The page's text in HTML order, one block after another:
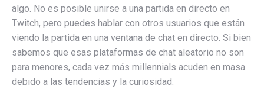
algo. No es posible unirse a una partida en directo en
Twitch, pero puedes hablar con otros usuarios que están
viendo la partida en una ventana de chat en directo. Si bien
sabemos que esas plataformas de chat aleatorio no son
para menores, cada vez más millennials acuden en masa
debido a las tendencias y la curiosidad.